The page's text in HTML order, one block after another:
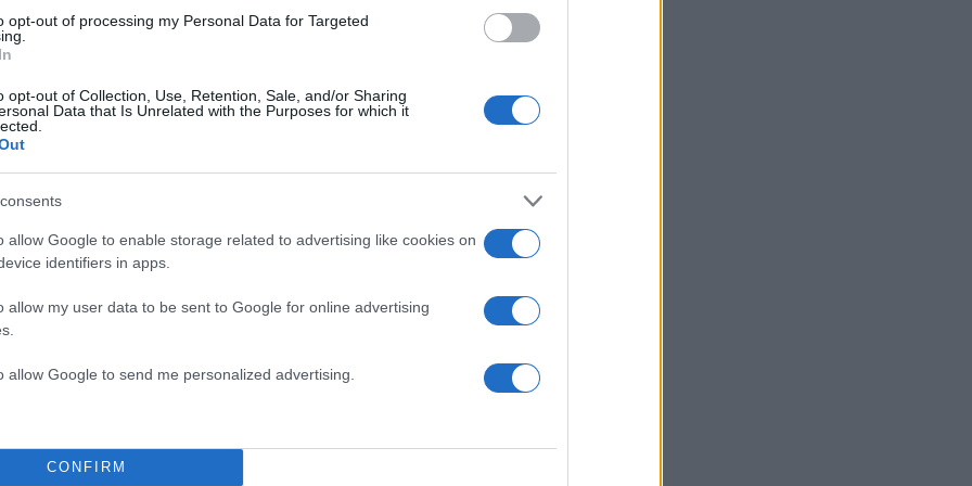
opt-out of processing my Personal Data for Targeted
opt-out of Collection, Use, Retention, Sale, and/or Sharing
Data that Is Unrelated with the Purposes for which it
allow Google to enable storage related to advertising like cookies on
identifiers in apps.
allow my user data to be sent to Google for online advertising
allow Google to send me personalized advertising.
CONFIRM
επισήμανε: «Το να έλεγε ένας influencer ότι
κατακριτέο. Και για μένα, θα πω την αλήθεια ότι ήταν
το 9 με 5 μου ήτανε πολύ ευχάριστο. Γενικά, όταν κάνεις